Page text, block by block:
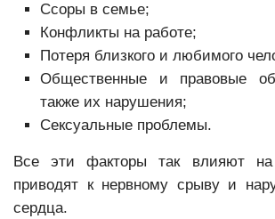
Ссоры в семье;
Конфликты на работе;
Потеря близкого и любимого
Общественные и правовые
также их нарушения;
Сексуальные проблемы.
Все эти факторы так влияют на
приводят к нервному срыву и
сердца.